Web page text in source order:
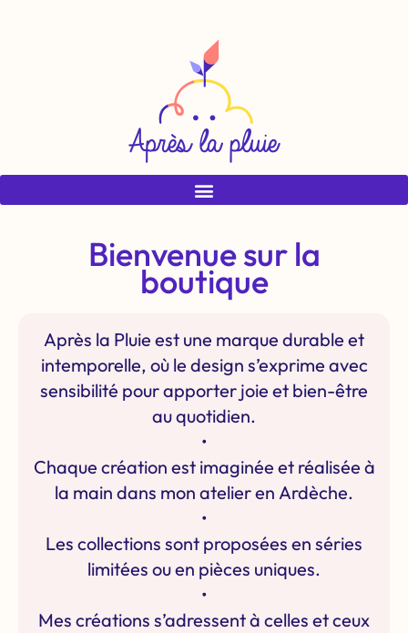
Bienvenue sur la
boutique
Après la Pluie est une marque durable et
intemporelle, où le design s’exprime avec
sensibilité pour apporter joie et bien-être
au quotidien.
•
Chaque création est imaginée et réalisée à
la main dans mon atelier en Ardèche.
•
Les collections sont proposées en séries
limitées ou en pièces uniques.
•
Mes créations s’adressent à celles et ceux